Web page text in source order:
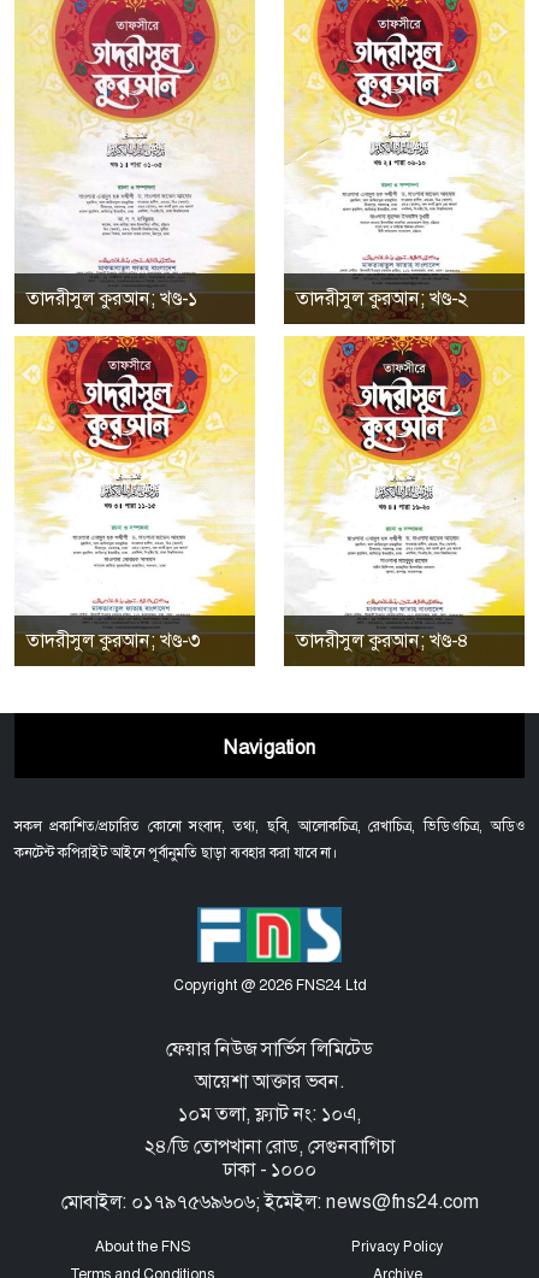
তাদরীসুল কুরআন; খণ্ড-১ তাদরীসুল কুরআন; খণ্ড-২
তাদরীসুল কুরআন; খণ্ড-৩ তাদরীসুল কুরআন; খণ্ড-৪
Navigation
সকল প্রকাশিত/প্রচারিত কোনো সংবাদ, তথ্য, ছবি, আলোকচিত্র, রেখাচিত্র, ভিডিওচিত্র, অডিও
কনটেন্ট কপিরাইট আইনে পূর্বানুমতি ছাড়া ব্যবহার করা যাবে না।
Copyright @ 2026 FNS24 Ltd
ফেয়ার নিউজ সার্ভিস লিমিটেড
আয়েশা আক্তার ভবন.
১০ম তলা, ফ্ল্যাট নং: ১০এ,
২৪/ডি তোপখানা রোড, সেগুনবাগিচা
ঢাকা - ১০০০
মোবাইল: ০১৭৯৭৫৬৯৬০৬; ইমেইল: news@fns24.com
About the FNS
Privacy Policy
Terms and Conditions
Archive